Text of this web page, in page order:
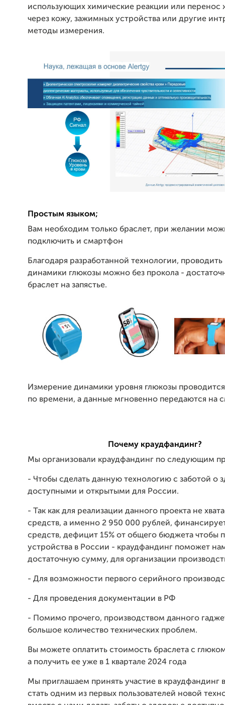
использующих химические реакции или перенос
через кожу, зажимных устройства или другие
методы измерения.
Простым языком;
Вам необходим только браслет, при желании
подключить и смартфон
Благодаря разработанной технологии,
динамики глюкозы можно без прокола -
браслет на запястье.
Измерение динамики уровня глюкозы
по времени, а данные мгновенно передаются на
Почему краудфандинг?
Мы организовали краудфандинг по следующим
- Чтобы сделать данную технологию с заботой о
доступными и открытыми для России.
- Так как для реализации данного проекта не
средств, а именно 2 950 000 рублей,
средств, дефицит 15% от общего бюджета чтобы
устройства в России - краудфандинг поможет
достаточную сумму, для организации
- Для возможности первого серийного
- Для проведения документации в РФ
- Помимо прочего, производством данного
большое количество технических проблем.
Вы можете оплатить стоимость браслета с
а получить ее уже в 1 квартале 2024 года
Мы приглашаем принять участие в краудфандинг
стать одним из первых пользователей новой